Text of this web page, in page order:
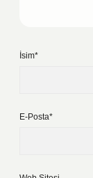
İsim*
E-Posta*